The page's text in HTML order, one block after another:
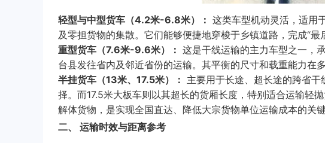
轻型与中型货车（4.2米-6.8米）： 这类车型机动灵活，适用
及零担货物的集散。它们能够便捷地穿梭于乡镇道路，完成“最
重型货车（7.6米-9.6米）： 这是干线运输的主力车型之一，
台县发往省内及邻近省份的运输。其平衡的尺寸和载重能力在
半挂货车（13米、17.5米）： 主要用于长途、超长途的跨省
择。而17.5米大板车则以其超长的货厢长度，特别适合运输轻
解体货物，是实现全国直达、降低大宗货物单位运输成本的关键
二、 运输时效与距离参考